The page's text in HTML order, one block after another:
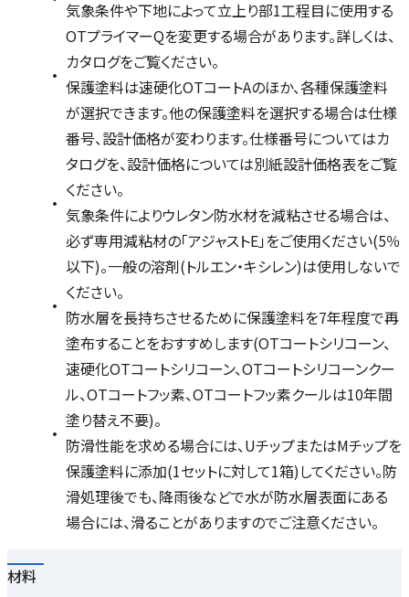
気象条件や下地によって立上り部1工程目に使用する
OTプライマーQを変更する場合があります。詳しくは、
カタログをご覧ください。
保護塗料は速硬化OTコートAのほか、各種保護塗料
が選択できます。他の保護塗料を選択する場合は仕様
番号、設計価格が変わります。仕様番号についてはカ
タログを、設計価格については別紙設計価格表をご覧
ください。
気象条件によりウレタン防水材を減粘させる場合は、
必ず専用減粘材の「アジャストE」をご使用ください(5％
以下)。一般の溶剤(トルエン・キシレン)は使用しないで
ください。
防水層を長持ちさせるために保護塗料を7年程度で再
塗布することをおすすめします(OTコートシリコーン、
速硬化OTコートシリコーン、OTコートシリコーンクー
ル、OTコートフッ素、OTコートフッ素クールは10年間
塗り替え不要)。
防滑性能を求める場合には、UチップまたはMチップを
保護塗料に添加(1セットに対して1箱)してください。防
滑処理後でも、降雨後などで水が防水層表面にある
場合には、滑ることがありますのでご注意ください。
材料